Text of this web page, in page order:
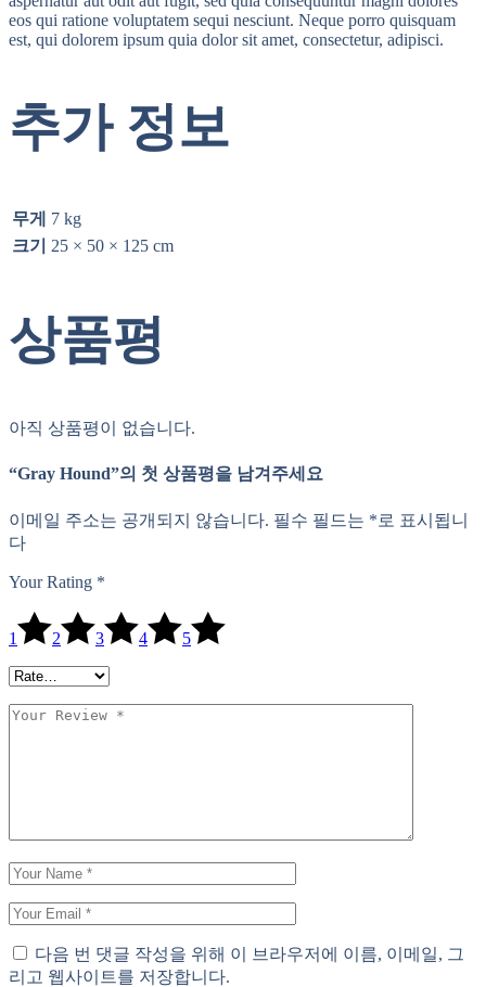
eos qui ratione voluptatem sequi nesciunt. Neque porro quisquam
est, qui dolorem ipsum quia dolor sit amet, consectetur, adipisci.
추가 정보
무게
7 kg
크기
25 × 50 × 125 cm
상품평
아직 상품평이 없습니다.
“Gray Hound”의 첫 상품평을 남겨주세요
이메일 주소는 공개되지 않습니다. 필수 필드는 * 로 표시됩니
다
Your Rating *
1 2 3 4 5
다음 번 댓글 작성을 위해 이 브라우저에 이름, 이메일, 그
리고 웹사이트를 저장합니다.